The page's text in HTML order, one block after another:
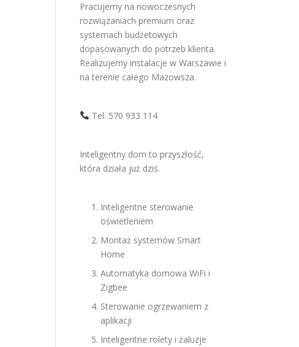
Pracujemy na nowoczesnych
rozwiązaniach premium oraz
systemach budżetowych
dopasowanych do potrzeb klienta.
Realizujemy instalacje w Warszawie i
na terenie całego Mazowsza.
Tel. 570 933 114
Inteligentny dom to przyszłość,
która działa już dziś.
Inteligentne sterowanie
oświetleniem
Montaż systemów Smart
Home
Automatyka domowa WiFi i
Zigbee
Sterowanie ogrzewaniem z
aplikacji
Inteligentne rolety i żaluzje